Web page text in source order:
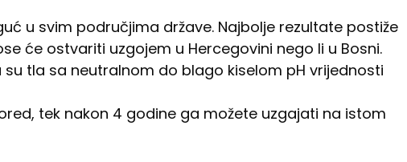
u svim područjima države. Najbolje rezultate postiže
će ostvariti uzgojem u Hercegovini nego li u Bosni.
tla sa neutralnom do blago kiselom pH vrijednosti
tek nakon 4 godine ga možete uzgajati na istom